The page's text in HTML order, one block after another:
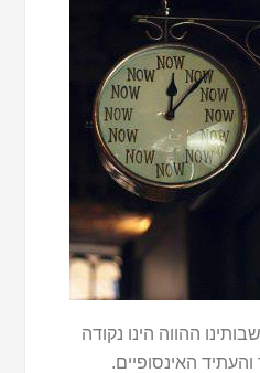
ההווה הינו נקודה
האינסופיים.